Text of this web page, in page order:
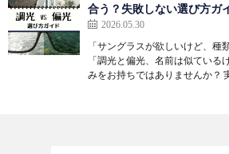
合う？失敗しない選び方ガ
2026.05.30
「サングラスが欲しいけど、種
「調光と偏光、名前は似ている
みをお持ちではありませんか？